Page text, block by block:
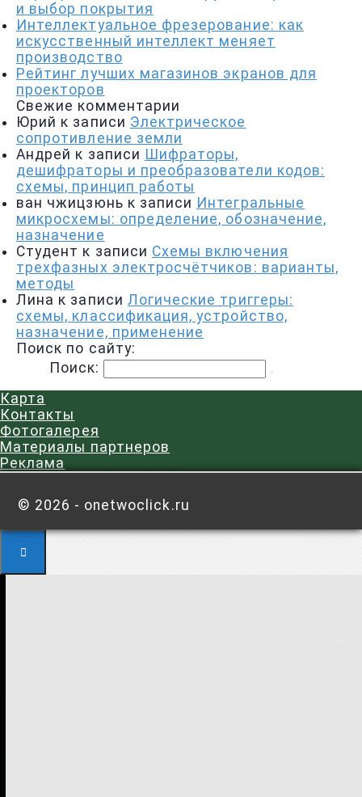
и выбор покрытия
Интеллектуальное фрезерование: как
искусственный интеллект меняет
производство
Рейтинг лучших магазинов экранов для
проекторов
Свежие комментарии
Юрий к записи Электрическое
сопротивление земли
Андрей к записи Шифраторы,
дешифраторы и преобразователи кодов:
схемы, принцип работы
ван чжицзюнь к записи Интегральные
микросхемы: определение, обозначение,
назначение
Студент к записи Схемы включения
трехфазных электросчётчиков: варианты,
методы
Лина к записи Логические триггеры:
схемы, классификация, устройство,
назначение, применение
Поиск по сайту:
Поиск:
Карта
Контакты
Фотогалерея
Материалы партнеров
Реклама
© 2026 - onetwoclick.ru